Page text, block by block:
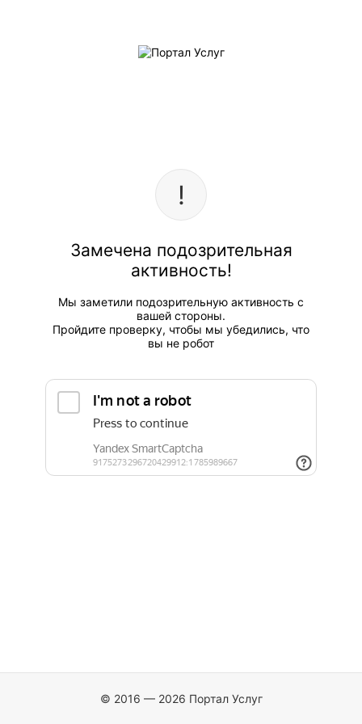
Замечена подозрительная
активность!
Мы заметили подозрительную активность с
вашей стороны.
Пройдите проверку, чтобы мы убедились, что
вы не робот
© 2016 — 2026 Портал Услуг